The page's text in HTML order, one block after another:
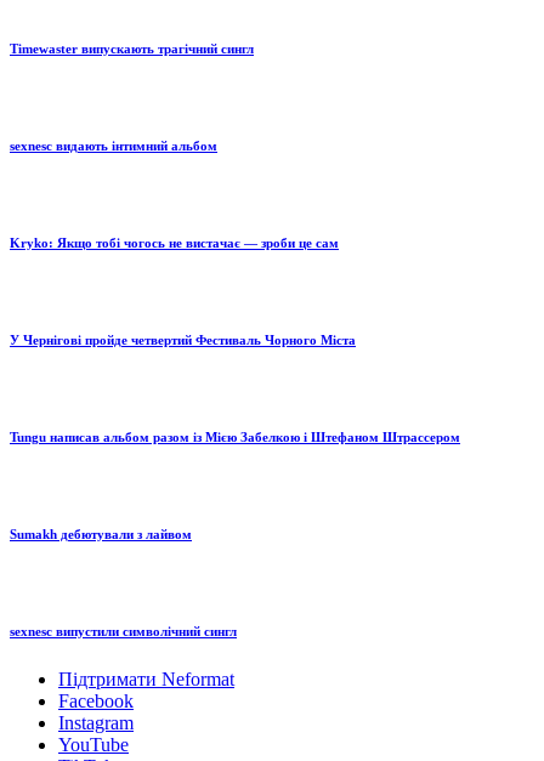
Timewaster випускають трагічний сингл
sexnesc видають інтимний альбом
Kryko: Якщо тобі чогось не вистачає — зроби це сам
У Чернігові пройде четвертий Фестиваль Чорного Міста
Tungu написав альбом разом із Мією Забелкою і Штефаном Штрассером
Sumakh дебютували з лайвом
sexnesc випустили символічний сингл
Підтримати Neformat
Facebook
Instagram
YouTube